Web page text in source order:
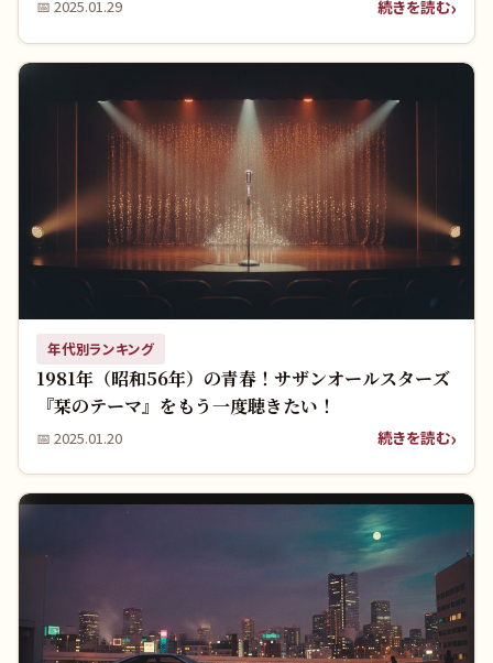
📅 2025.01.29 続きを読む
年代別ランキング
1981年（昭和56年）の青春！サザンオールスターズ
『栞のテーマ』をもう一度聴きたい！
📅 2025.01.20 続きを読む